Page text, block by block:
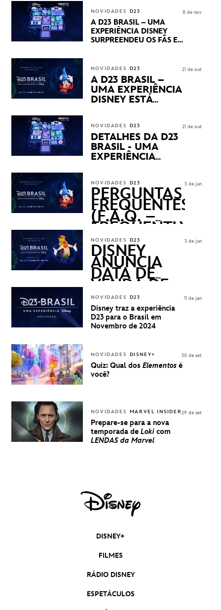
STUDIOS REVELARAM
PRÉVIAS E NOVIDADES
DOS SEUS PRÓXIMOS
LANÇAMENTOS
NOVIDADES D23
A D23 BRASIL – UMA
EXPERIÊNCIA DISNEY
SURPREENDEU OS FÃS EM
APRESENTAÇÕES E
PRODUTOS EXCLUSIVOS
NO TRANSAMÉRICA EXPO
CENTER EM SÃO PAULO
8 de nov
NOVIDADES D23
A D23 BRASIL –
UMA EXPERIÊNCIA
DISNEY ESTÁ
21 de out
NOVIDADES D23
DETALHES DA D23
BRASIL - UMA
EXPERIÊNCIA
21 de out
NOVIDADES D23
PERGUNTAS
FREQUENTES
(F.A.Q. –
FREQUENTLY
ASKED
QUESTIONS)
3 de jun
NOVIDADES D23
DISNEY
ANUNCIA
DATA DE
VENDA DE
INGRESSOS
PARA A D23
BRASIL -
UMA
DISNEY
3 de jun
NOVIDADES D23
Disney traz a experiência
D23 para o Brasil em
Novembro de 2024
11 de jan
NOVIDADES DISNEY+
Quiz: Qual dos Elementos é
você?
30 de set
NOVIDADES MARVEL INSIDER
Prepare-se para a nova
temporada de Loki com
LENDAS da Marvel
29 de set
DISNEY+
FILMES
RÁDIO DISNEY
ESPETÁCULOS